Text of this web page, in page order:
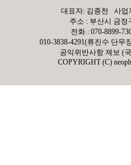
대표자: 김종천 사업
주소 : 부산시 금정
전화 : 070-8899-
010-3838-4291(류진수 단무
공익위반사항 제보 (
COPYRIGHT (C)